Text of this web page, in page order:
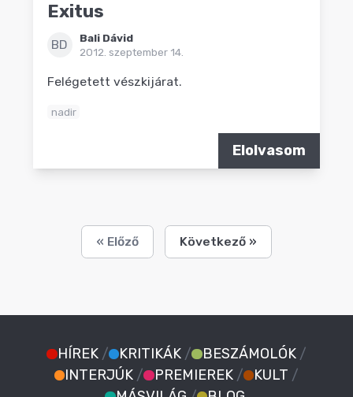
Exitus
BD
Bali Dávid
2012. szeptember 14.
Felégetett vészkijárat.
nadir
Elolvasom
« Előző Következő »
HÍREK / KRITIKÁK / BESZÁMOLÓK /
INTERJÚK / PREMIEREK / KULT /